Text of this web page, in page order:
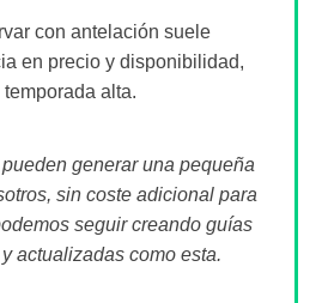
con antelación suele
en precio y disponibilidad,
alta.
generar una pequeña
sin coste adicional para
seguir creando guías
actualizadas como esta.